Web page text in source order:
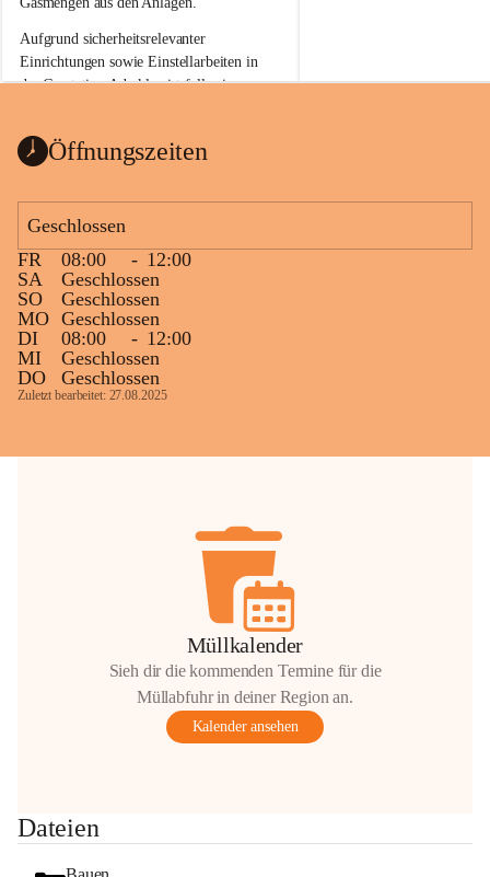
Aufgrund sicherheitsrelevanter
Einrichtungen sowie Einstellarbeiten in
der Gasstation Aderklaa ist fallweise
kommenden Tagen und Wochen wird
sein.
Die OMV Austria ist bemüht, für die
Bevölkerung ungewohnte, jedoch
technisch notwendige Betriebszustände so
kurz wie möglich zu halten.
Wir bitten daher die umliegende
Bevölkerung um Verständnis.
anrainer-service@omv.com
Bei Fragen, Anliegen oder Beschwerden.
Die OMV wird im Zuge von
Öffnungszeiten
Geschlossen
FR
08:00 - 12:00
SA
Geschlossen
SO
Geschlossen
MO Geschlossen
DI
08:00 - 12:00
MI
Geschlossen
DO
Geschlossen
Zuletzt bearbeitet: 27.08.2025
Müllkalender
Sieh dir die kommenden Termine für die
Müllabfuhr in deiner Region an.
Kalender ansehen
Dateien